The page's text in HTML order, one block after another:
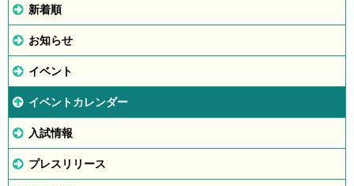
新着順
お知らせ
イベント
イベントカレンダー
入試情報
プレスリリース